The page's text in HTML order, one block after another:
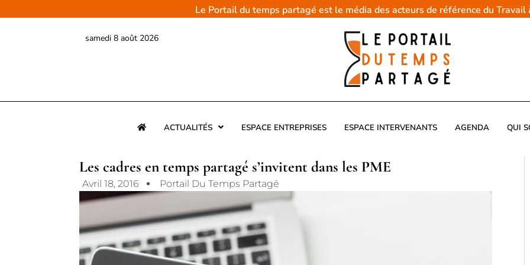
au
Le Portail du temps partagé est le média des acteurs de référence du
samedi 8 août 2026
ACTUALITÉS ESPACE ENTREPRISES ESPACE INTERVENANTS AGENDA QUI
Les cadres en temps partagé s’invitent dans les PME
Avril 18, 2016 Portail Du Temps Partagé